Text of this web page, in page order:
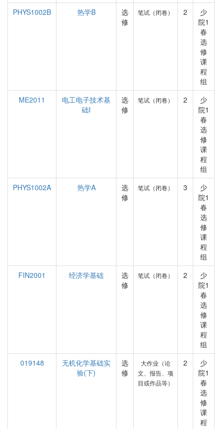
PHYS1002B
热学B
选
修
笔试（闭卷） 2
少
院1
春
选
修
课
程
组
ME2011
电工电子技术基
础I
选
修
笔试（闭卷） 2
少
院1
春
选
修
课
程
组
PHYS1002A
热学A
选
修
笔试（闭卷） 3
少
院1
春
选
修
课
程
组
FIN2001
经济学基础
选
修
笔试（闭卷） 2
少
院1
春
选
修
课
程
组
019148
无机化学基础实
验(下)
选
修
大作业（论
文、报告、项
目或作品等）
2
少
院1
春
选
修
课
程